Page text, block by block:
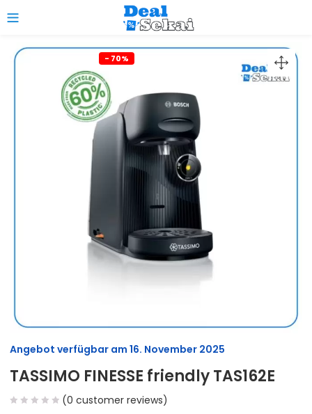
- 70%
Angebot verfügbar am16. November 2025
TASSIMO FINESSE friendly TAS162E
(0 customer reviews)